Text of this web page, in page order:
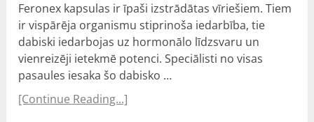
Feronex kapsulas ir īpaši izstrādātas vīriešiem. Tiem
ir vispārēja organismu stiprinoša iedarbība, tie
dabiski iedarbojas uz hormonālo līdzsvaru un
vienreizēji ietekmē potenci. Speciālisti no visas
pasaules iesaka šo dabisko …
[Continue Reading...]